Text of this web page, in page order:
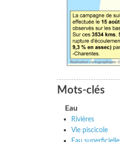
Mots-clés
Eau
Rivières
Vie piscicole